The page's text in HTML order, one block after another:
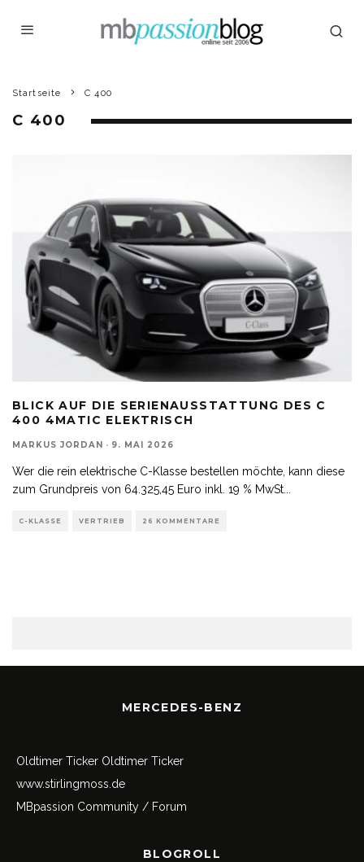
Startseite C 400
C 400
BLICK AUF DIE SERIENAUSSTATTUNG DES C
400 4MATIC ELEKTRISCH
MARKUS JORDAN · 9. MAI 2026
Wer die rein elektrische C-Klasse bestellen möchte, kann diese
zum Grundpreis von 64.325,45 Euro inkl. 19 % MwSt
C-KLASSE VERTRIEB 26 KOMMENTARE
MERCEDES-BENZ
Oldtimer Ticker Oldtimer Ticker
www.stirlingmoss.de
MBpassion Community / Forum
BLOGROLL